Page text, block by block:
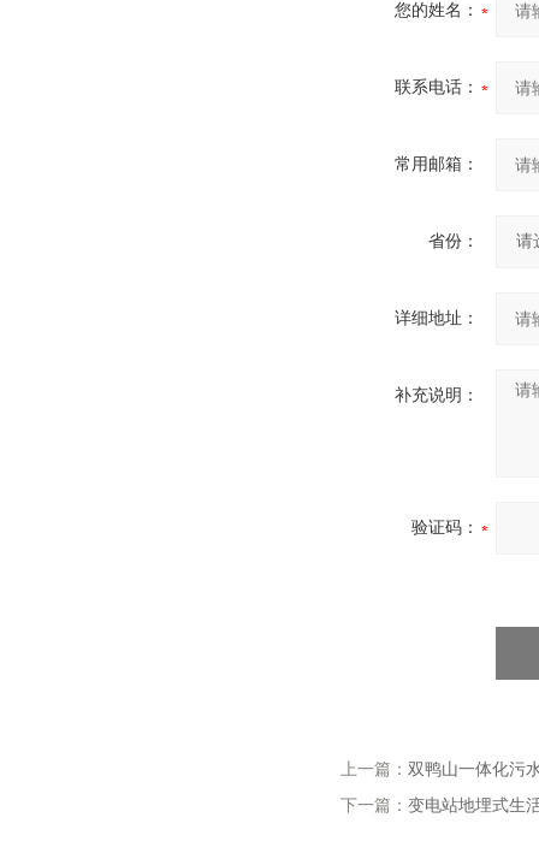
您的姓名：
联系电话：
常用邮箱：
省份：
详细地址：
补充说明：
验证码：
上一篇： 双鸭山一体化污
下一篇： 变电站地埋式生